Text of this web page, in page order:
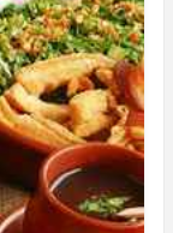
make a request.